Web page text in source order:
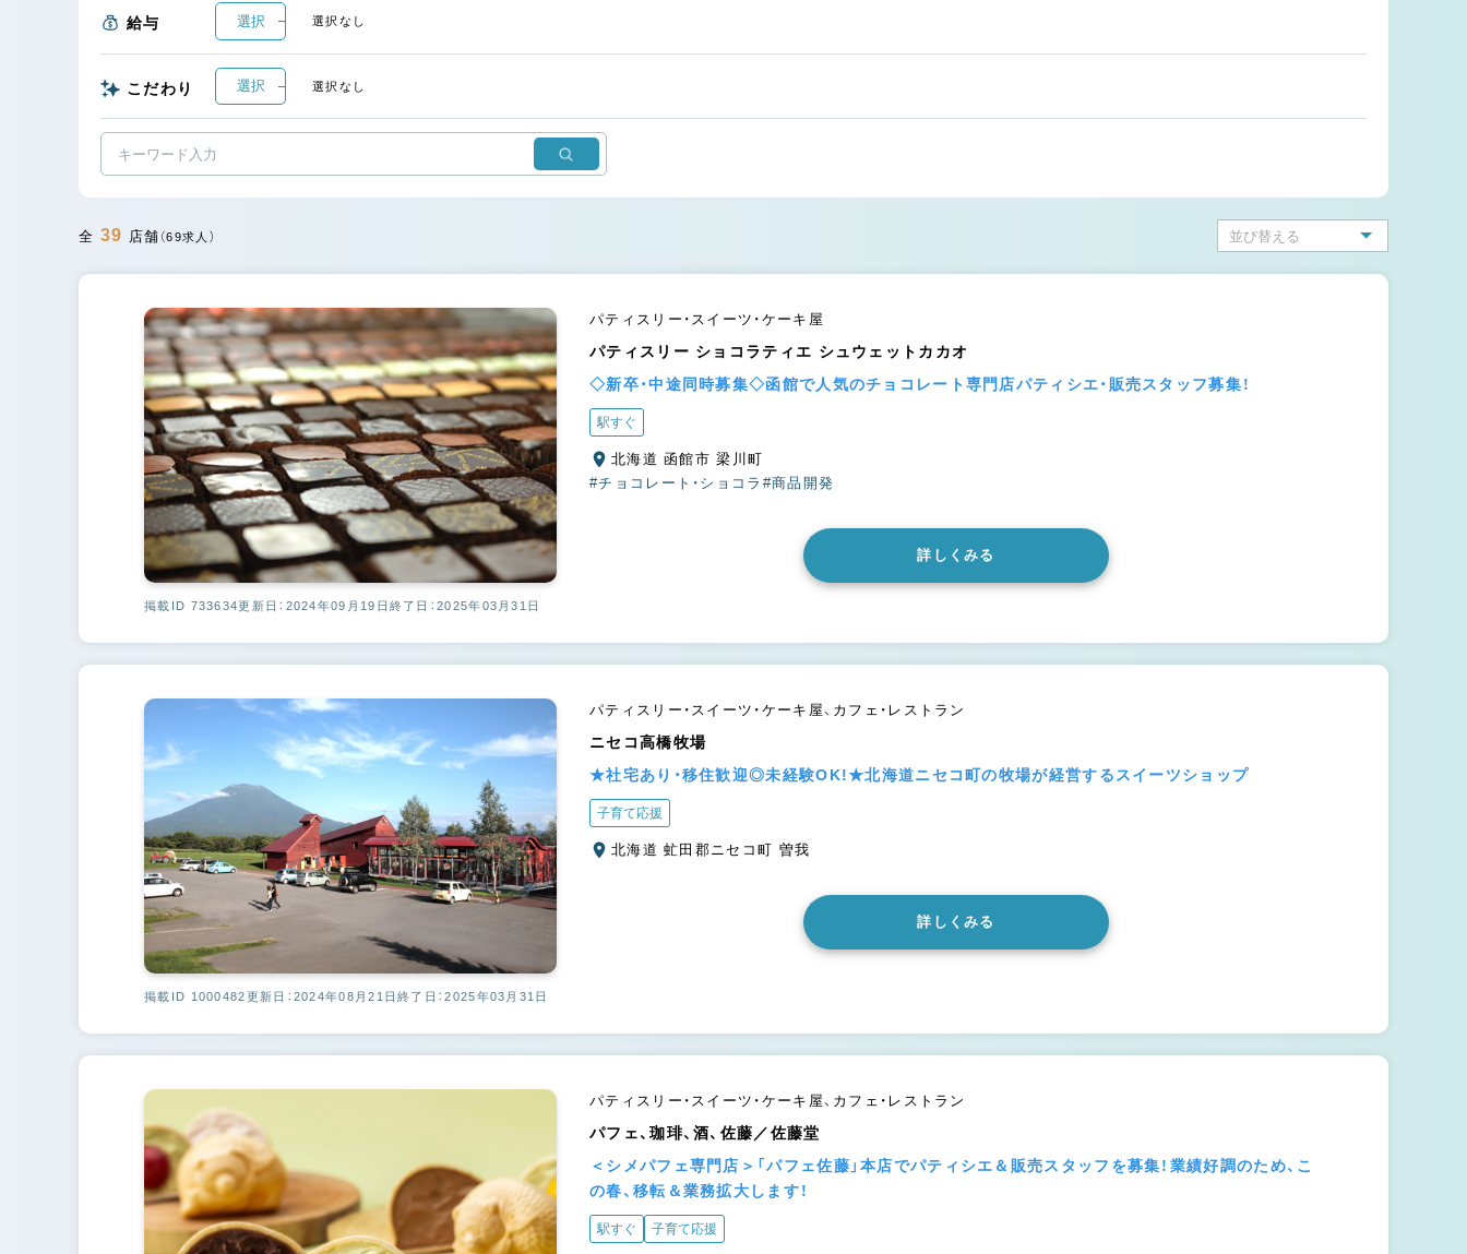
給与 選択 選択なし
こだわり 選択 選択なし
全 39 店舗 （69求人）
パティスリー・スイーツ・ケーキ屋
パティスリー ショコラティエ シュウェットカカオ
◇新卒・中途同時募集◇函館で人気のチョコレート専門店パティシエ・販売スタッフ募集！
駅すぐ
北海道 函館市 梁川町
#チョコレート・ショコラ #商品開発
詳しくみる
掲載ID 733634更新日：2024年09月19日 終了日：2025年03月31日
パティスリー・スイーツ・ケーキ屋、カフェ・レストラン
ニセコ高橋牧場
★社宅あり・移住歓迎◎未経験OK!★北海道ニセコ町の牧場が経営するスイーツショップ
子育て応援
北海道 虻田郡ニセコ町 曽我
詳しくみる
掲載ID 1000482 更新日：2024年08月21日終了日：2025年03月31日
パティスリー・スイーツ・ケーキ屋、カフェ・レストラン
パフェ、珈琲、酒、佐藤／佐藤堂
＜シメパフェ専門店＞「パフェ佐藤」本店でパティシエ＆販売スタッフを募集！業績好調のため、こ
の春、移転＆業務拡大します！
駅すぐ 子育て応援